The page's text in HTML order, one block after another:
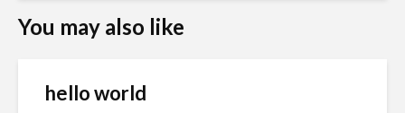
You may also like
hello world